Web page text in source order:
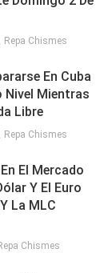
Repa Chismes
En Cuba
Nivel Mientras
Libre
Repa Chismes
El Mercado
Y El Euro
La MLC
Chismes